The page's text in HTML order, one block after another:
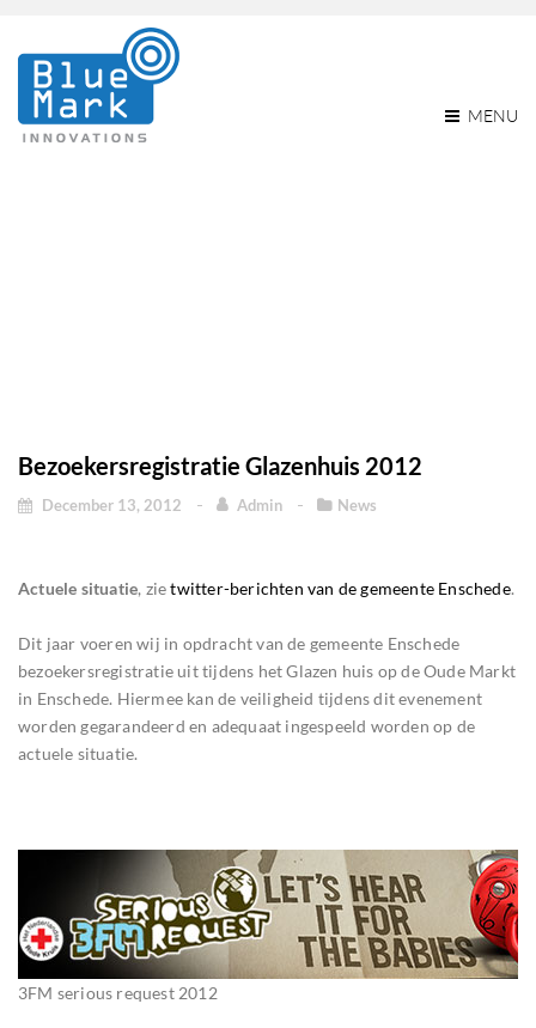
MENU
Bezoekersregistratie Glazenhuis 2012
December 13, 2012 Admin News
Actuele situatie, zietwitter-berichten van de gemeente Enschede.
Dit jaar voeren wij in opdracht van de gemeente Enschede
bezoekersregistratie uit tijdens het Glazen huis op de Oude Markt
in Enschede. Hiermee kan de veiligheid tijdens dit evenement
worden gegarandeerd en adequaat ingespeeld worden op de
actuele situatie.
3FM serious request 2012